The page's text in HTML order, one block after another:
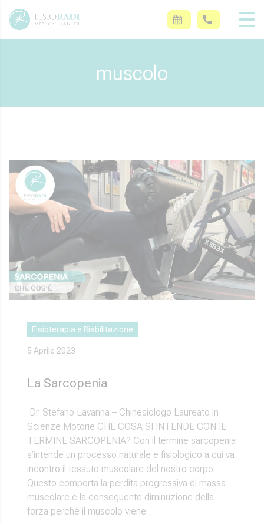
muscolo
Fisioterapia e Riabilitazione
5 Aprile 2023
La Sarcopenia
Dr. Stefano Lavanna – Chinesiologo Laureato in
Scienze Motorie CHE COSA SI INTENDE CON IL
TERMINE SARCOPENIA? Con il termine sarcopenia
s’intende un processo naturale e fisiologico a cui va
incontro il tessuto muscolare del nostro corpo.
Questo comporta la perdita progressiva di massa
muscolare e la conseguente diminuzione della
forza perché il muscolo viene…